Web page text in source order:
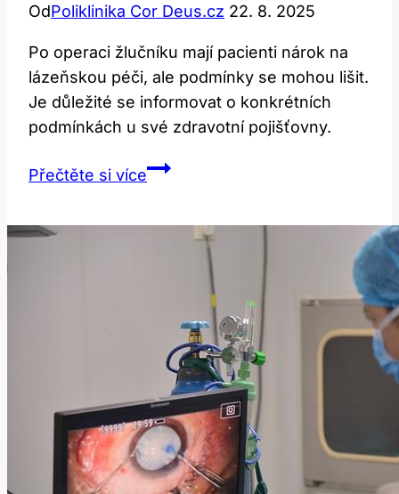
OdPoliklinika Cor Deus.cz 22. 8. 2025
Po operaci žlučníku mají pacienti nárok na
lázeňskou péči, ale podmínky se mohou lišit.
Je důležité se informovat o konkrétních
podmínkách u své zdravotní pojišťovny.
Přečtěte si víceNárok
žlučníku:
jsou
podmínky?